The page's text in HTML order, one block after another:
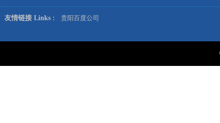
友情链接 Links : 贵阳百度公司